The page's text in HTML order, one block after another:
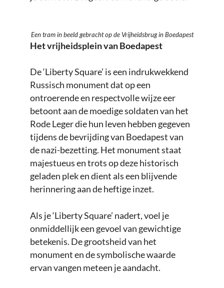
Een tram in beeld gebracht op de Vrijheidsbrug in Boedapest
Het vrijheidsplein van Boedapest
De ‘Liberty Square’ is een indrukwekkend
Russisch monument dat op een
ontroerende en respectvolle wijze eer
betoont aan de moedige soldaten van het
Rode Leger die hun leven hebben gegeven
tijdens de bevrijding van Boedapest van
de nazi-bezetting. Het monument staat
majestueus en trots op deze historisch
geladen plek en dient als een blijvende
herinnering aan de heftige inzet.
Als je ‘Liberty Square’ nadert, voel je
onmiddellijk een gevoel van gewichtige
betekenis. De grootsheid van het
monument en de symbolische waarde
ervan vangen meteen je aandacht.